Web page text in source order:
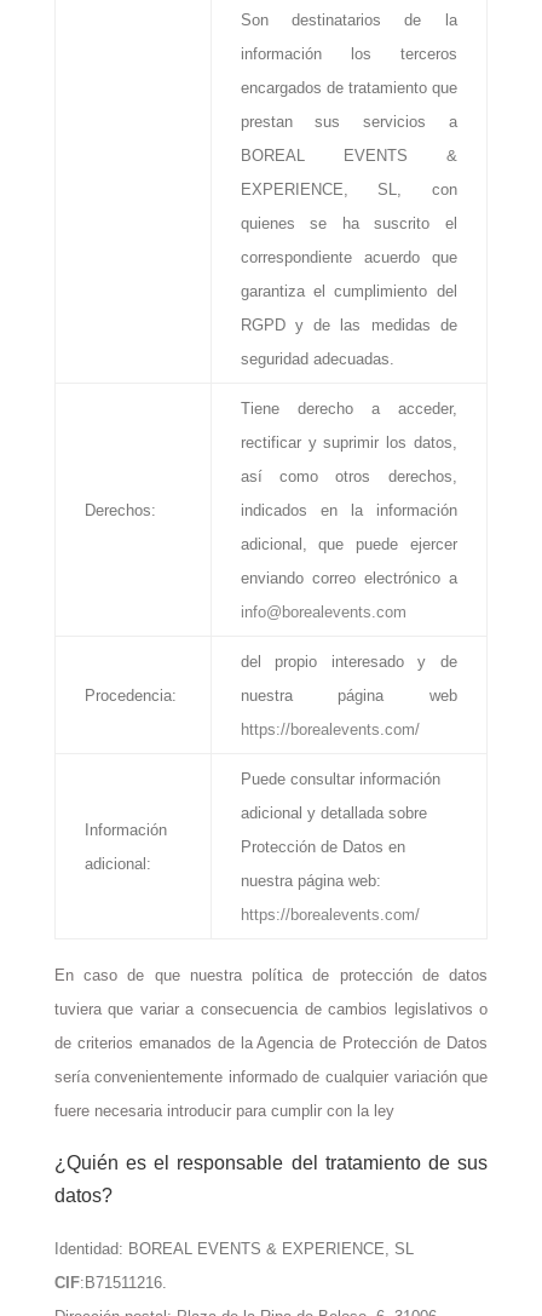
Son destinatarios de la
información los terceros
encargados de tratamiento que
prestan sus servicios a
BOREAL EVENTS &
EXPERIENCE, SL, con
quienes se ha suscrito el
correspondiente acuerdo que
garantiza el cumplimiento del
RGPD y de las medidas de
seguridad adecuadas.
Derechos:
Tiene derecho a acceder,
rectificar y suprimir los datos,
así como otros derechos,
indicados en la información
adicional, que puede ejercer
enviando correo electrónico a
info@borealevents.com
Procedencia:
del propio interesado y de
nuestra página web
https://borealevents.com/
Información
adicional:
Puede consultar información
adicional y detallada sobre
Protección de Datos en
nuestra página web:
https://borealevents.com/
En caso de que nuestra política de protección de datos
tuviera que variar a consecuencia de cambios legislativos o
de criterios emanados de la Agencia de Protección de Datos
sería convenientemente informado de cualquier variación que
fuere necesaria introducir para cumplir con la ley
¿Quién es el responsable del tratamiento de sus
datos?
Identidad: BOREAL EVENTS & EXPERIENCE, SL
CIF:B71511216.